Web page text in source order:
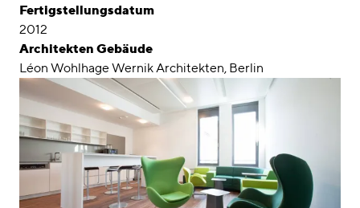
Fertigstellungsdatum
2012
Architekten Gebäude
Léon Wohlhage Wernik Architekten, Berlin